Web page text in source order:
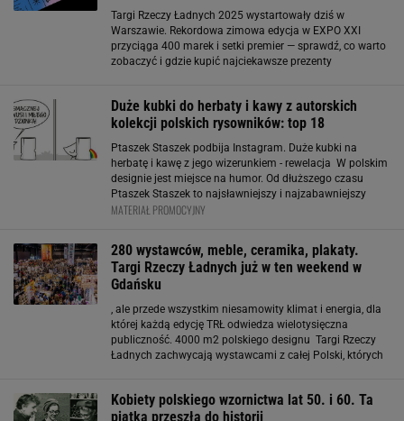
Targi Rzeczy Ładnych 2025 wystartowały dziś w
Warszawie. Rekordowa zimowa edycja w EXPO XXI
przyciąga 400 marek i setki premier — sprawdź, co warto
zobaczyć i gdzie kupić najciekawsze prezenty
Duże kubki do herbaty i kawy z autorskich
kolekcji polskich rysowników: top 18
Ptaszek Staszek podbija Instagram. Duże kubki na
herbatę i kawę z jego wizerunkiem - rewelacja W polskim
designie jest miejsce na humor. Od dłuższego czasu
Ptaszek Staszek to najsławniejszy i najzabawniejszy
zwierzak internetu. Jego zabawne prawdy życiowe
drukowane na kubkach
MATERIAŁ PROMOCYJNY
280 wystawców, meble, ceramika, plakaty.
Targi Rzeczy Ładnych już w ten weekend w
Gdańsku
, ale przede wszystkim niesamowity klimat i energia, dla
której każdą edycję TRŁ odwiedza wielotysięczna
publiczność. 4000 m2 polskiego designu Targi Rzeczy
Ładnych zachwycają wystawcami z całej Polski, których
prawdziwy ogrom
Kobiety polskiego wzornictwa lat 50. i 60. Ta
piątka przeszła do historii